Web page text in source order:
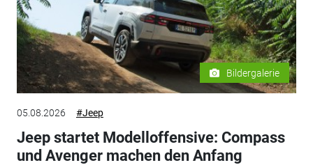
Bildergalerie
05.08.2026 #Jeep
Jeep startet Modelloffensive: Compass
und Avenger machen den Anfang